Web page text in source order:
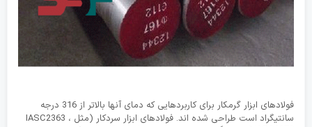
فولادهای ابزار گرمکار برای کاربردهایی که دمای آنها بالاتر از 316 درجه
سانتیگراد است طراحی شده اند. فولادهای ابزار سردکار (مثل IASC2363 ،